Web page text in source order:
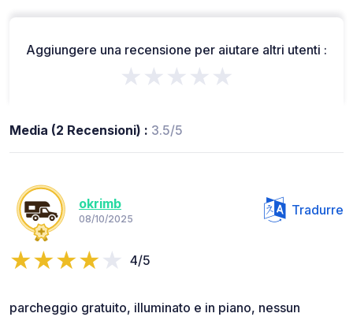
Aggiungere una recensione per aiutare altri utenti :
★★★★★
Media (2 Recensioni) : 3.5/5
okrimb
08/10/2025
Tradurre
4/5
parcheggio gratuito, illuminato e in piano, nessun